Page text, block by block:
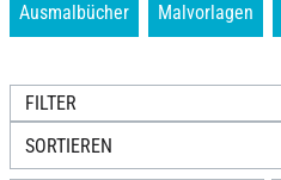
Ausmalbücher Malvorlagen
FILTER
SORTIEREN